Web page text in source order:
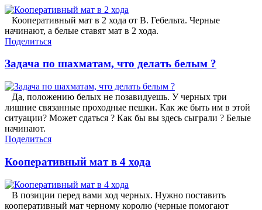
Кооперативный мат в 2 хода от В. Гебельта. Черные
начинают, а белые ставят мат в 2 хода.
Поделиться
Задача по шахматам, что делать белым ?
Да, положению белых не позавидуешь. У черных три
лишние связанные проходные пешки. Как же быть им в этой
ситуации? Может сдаться ? Как бы вы здесь сыграли ? Белые
начинают.
Поделиться
Кооперативный мат в 4 хода
В позиции перед вами ход черных. Нужно поставить
кооперативный мат черному королю (черные помогают